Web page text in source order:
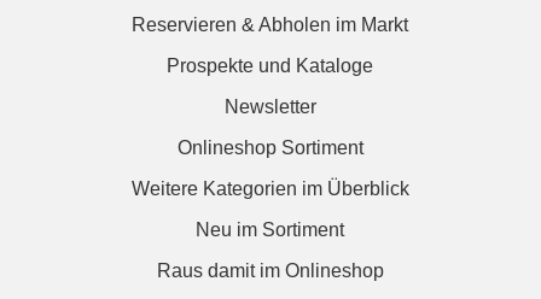
Reservieren & Abholen im Markt
Prospekte und Kataloge
Newsletter
Onlineshop Sortiment
Weitere Kategorien im Überblick
Neu im Sortiment
Raus damit im Onlineshop